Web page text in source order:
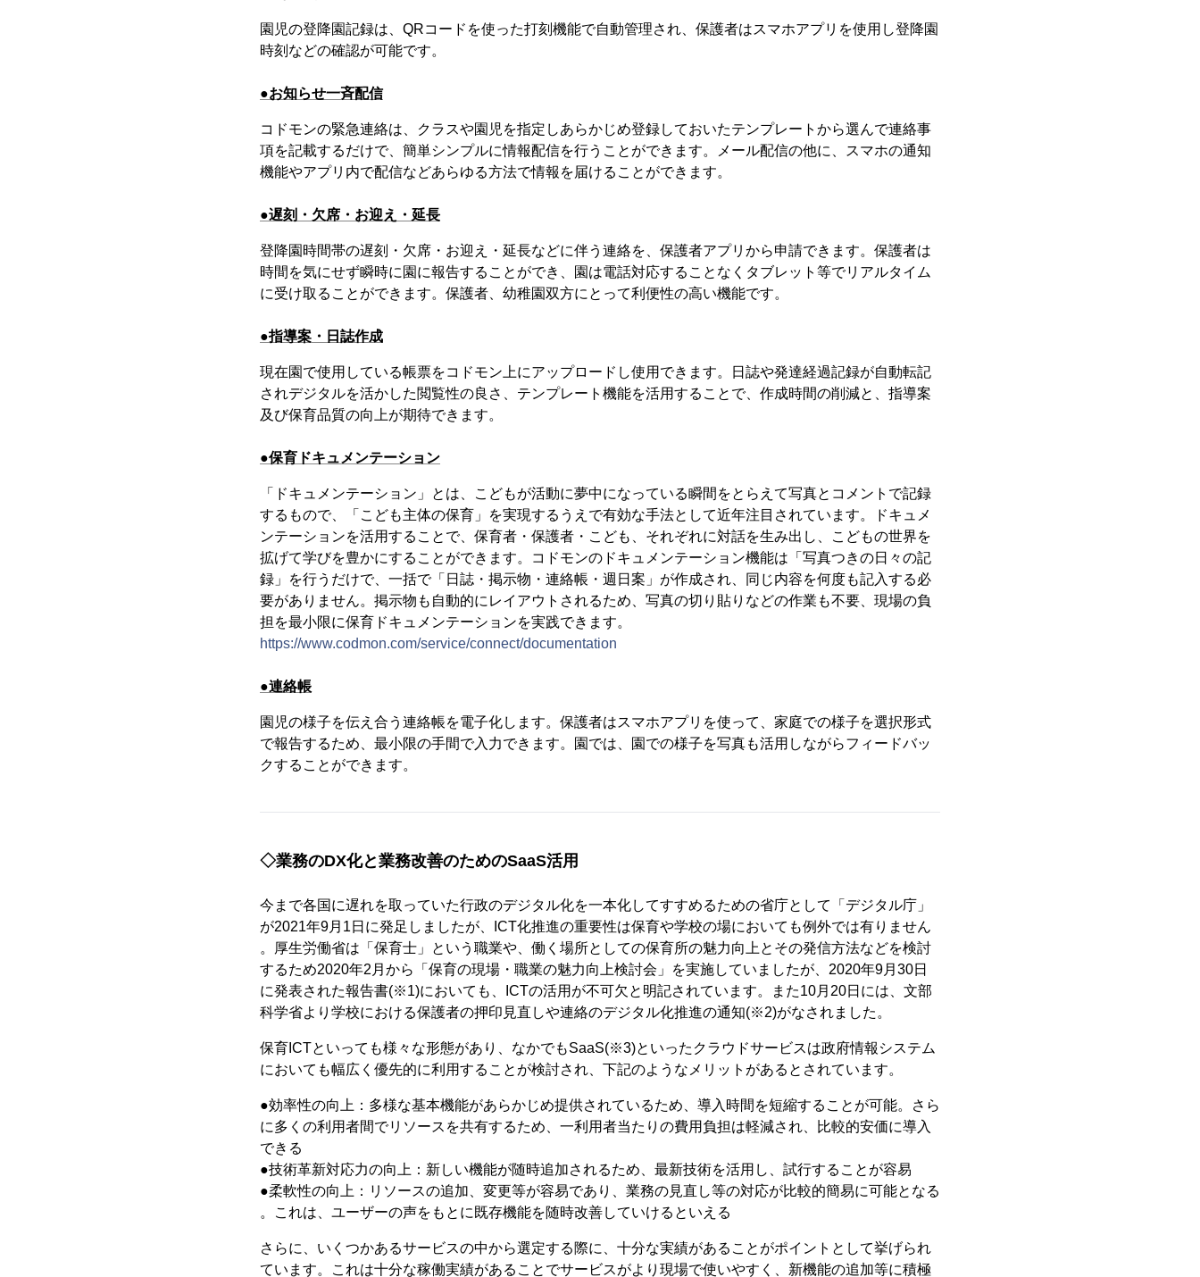
園児の登降園記録は、QRコードを使った打刻機能で自動管理され、保護者はスマホアプリを使用し登降園
時刻などの確認が可能です。
●お知らせ一斉配信
コドモンの緊急連絡は、クラスや園児を指定しあらかじめ登録しておいたテンプレートから選んで連絡事
項を記載するだけで、簡単シンプルに情報配信を行うことができます。メール配信の他に、スマホの通知
機能やアプリ内で配信などあらゆる方法で情報を届けることができます。
●遅刻・欠席・お迎え・延長
登降園時間帯の遅刻・欠席・お迎え・延長などに伴う連絡を、保護者アプリから申請できます。保護者は
時間を気にせず瞬時に園に報告することができ、園は電話対応することなくタブレット等でリアルタイム
に受け取ることができます。保護者、幼稚園双方にとって利便性の高い機能です。
●指導案・日誌作成
現在園で使用している帳票をコドモン上にアップロードし使用できます。日誌や発達経過記録が自動転記
されデジタルを活かした閲覧性の良さ、テンプレート機能を活用することで、作成時間の削減と、指導案
及び保育品質の向上が期待できます。
●保育ドキュメンテーション
「ドキュメンテーション」とは、こどもが活動に夢中になっている瞬間をとらえて写真とコメントで記録
するもので、「こども主体の保育」を実現するうえで有効な手法として近年注目されています。ドキュメ
ンテーションを活用することで、保育者・保護者・こども、それぞれに対話を生み出し、こどもの世界を
拡げて学びを豊かにすることができます。コドモンのドキュメンテーション機能は「写真つきの日々の記
録」を行うだけで、一括で「日誌・掲示物・連絡帳・週日案」が作成され、同じ内容を何度も記入する必
要がありません。掲示物も自動的にレイアウトされるため、写真の切り貼りなどの作業も不要、現場の負
担を最小限に保育ドキュメンテーションを実践できます。
https://www.codmon.com/service/connect/documentation
●連絡帳
園児の様子を伝え合う連絡帳を電子化します。保護者はスマホアプリを使って、家庭での様子を選択形式
で報告するため、最小限の手間で入力できます。園では、園での様子を写真も活用しながらフィードバッ
クすることができます。
◇業務のDX化と業務改善のためのSaaS活用
今まで各国に遅れを取っていた行政のデジタル化を一本化してすすめるための省庁として「デジタル庁」
が2021年9月1日に発足しましたが、ICT化推進の重要性は保育や学校の場においても例外では有りません
。厚生労働省は「保育士」という職業や、働く場所としての保育所の魅力向上とその発信方法などを検討
するため2020年2月から「保育の現場・職業の魅力向上検討会」を実施していましたが、2020年9月30日
に発表された報告書(※1)においても、ICTの活用が不可欠と明記されています。また10月20日には、文部
科学省より学校における保護者の押印見直しや連絡のデジタル化推進の通知(※2)がなされました。
保育ICTといっても様々な形態があり、なかでもSaaS(※3)といったクラウドサービスは政府情報システム
においても幅広く優先的に利用することが検討され、下記のようなメリットがあるとされています。
●効率性の向上：多様な基本機能があらかじめ提供されているため、導入時間を短縮することが可能。さら
に多くの利用者間でリソースを共有するため、一利用者当たりの費用負担は軽減され、比較的安価に導入
できる
●技術革新対応力の向上：新しい機能が随時追加されるため、最新技術を活用し、試行することが容易
●柔軟性の向上：リソースの追加、変更等が容易であり、業務の見直し等の対応が比較的簡易に可能となる
。これは、ユーザーの声をもとに既存機能を随時改善していけるといえる
さらに、いくつかあるサービスの中から選定する際に、十分な実績があることがポイントとして挙げられ
ています。これは十分な稼働実績があることでサービスがより現場で使いやすく、新機能の追加等に積極